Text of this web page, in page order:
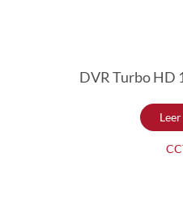
DVR Turbo HD